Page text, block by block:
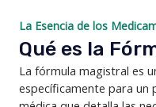
La Esencia de los
Qué es la
La fórmula magistral es
específicamente para un